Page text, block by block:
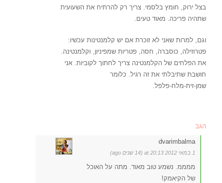
בצל ירוק, חומץ בלסמי. צריך רק להרתיח את השעועית
שתהיה פריכה. מאוד טעים.
וגם, למרות שאני לא זוכרת אם יש קלמנטינות עכשיו:
פטרוזילה, כוסברה, חסה, פטריות שמפיניון, וקלמנטינה.
את הפלחים של הקלמנטינה צריך לחתוך לקוביות. אני
חושבת שתיבלתי את זה רגיל. כלומר
שמן-זית-מלח-פלפל.
הגב
dvarimbalma
1 במאי 2012 at 20:13 (14 שנים ago)
ממממ. נשמע טוב מאוד. מתה על האוכל
של הקיאמק!